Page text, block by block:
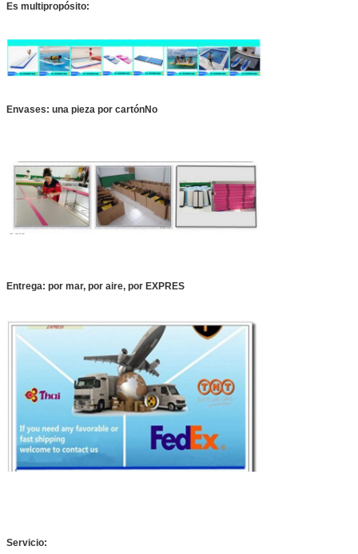
Es multipropósito:
Envases: una pieza por cartónNo
Entrega: por mar, por aire, por EXPRES
Servicio: